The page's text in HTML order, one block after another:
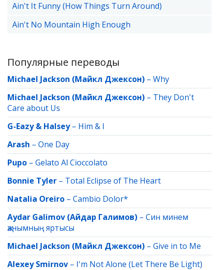
Ain't It Funny (How Things Turn Around)
Ain't No Mountain High Enough
Популярные переводы
Michael Jackson (Майкл Джексон) – Why
Michael Jackson (Майкл Джексон) – They Don't
Care about Us
G-Eazy & Halsey– Him & I
Arash – One Day
Pupo – Gelato Al Cioccolato
Bonnie Tyler – Total Eclipse of The Heart
Natalia Oreiro – Cambio Dolor*
Aydar Galimov (Айдар Галимов) – Син минем
җанымның яртысы
Michael Jackson (Майкл Джексон) – Give in to Me
Alexey Smirnov – I'm Not Alone (Let There Be Light)